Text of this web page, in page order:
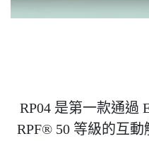
RP04 是第一款通過
RPF® 50 等級的互